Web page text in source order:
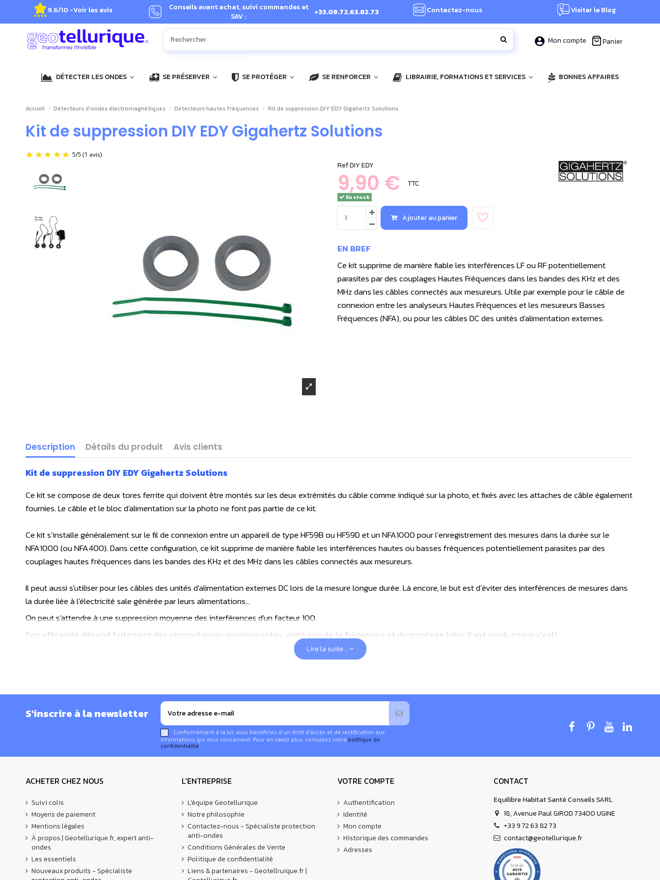
9.6/10 -Voir les avis
Conseils avant achat, suivi commandes et
SAV :
+33.09.72.63.82.73 Contactez-nous Visiter le Blog
Mon compte Panier
DÉTECTER LES ONDES SE PRÉSERVER SE PROTÉGER SE RENFORCER LIBRAIRIE, FORMATIONS ET SERVICES BONNES AFFAIRES
Accueil Détecteurs d'ondes électromagnétiques Détecteurs hautes fréquences Kit de suppression DIY EDY Gigahertz Solutions
Kit de suppression DIY EDY Gigahertz Solutions
RefDIY EDY
9,90 € TTC
En stock
Ajouter au panier
EN BREF
Ce kit supprime de manière fiable les interférences LF ou RF potentiellement
parasites par des couplages Hautes Fréquences dans les bandes des KHz et des
MHz dans les câbles connectés aux mesureurs. Utile par exemple pour le câble de
connexion entre les analyseurs Hautes Fréquences et les mesureurs Basses
Fréquences (NFA), ou pour les câbles DC des unités d'alimentation externes.
Description Détails du produit Avis clients
Kit de suppression DIY EDY Gigahertz Solutions
Ce kit se compose de deux tores ferrite qui doivent être montés sur les deux extrémités du câble comme indiqué sur la photo, et fixés avec les attaches de câble également
fournies. Le câble et le bloc d'alimentation sur la photo ne font pas partie de ce kit.
Ce kit s’installe généralement sur le fil de connexion entre un appareil de type HF59B ou HF59D et un NFA1000 pour l’enregistrement des mesures dans la durée sur le
NFA1000 (ou NFA400). Dans cette configuration, ce kit supprime de manière fiable les interférences hautes ou basses fréquences potentiellement parasites par des
couplages hautes fréquences dans les bandes des KHz et des MHz dans les câbles connectés aux mesureurs.
Il peut aussi s'utiliser pour les câbles des unités d'alimentation externes DC lors de la mesure longue durée. Là encore, le but est d’éviter des interférences de mesures dans
la durée liée à l'électricité sale générée par leurs alimentations…
On peut s'attendre à une suppression moyenne des interférences d'un facteur 100.
Son efficacité dépend fortement des circonstances environnantes, ainsi que de la fréquence et du montage (plus il est serré, mieux c'est).
Prévoir un kit pour le câble de liaison entre l'appareil HF et le NFA. Si les alimentations longues durées doivent être aussi utilisées, prévoir également un kit sur chaque
Référez-vous à la photo de montage ci-dessous pour la réalisation de votre câblage optimisé.
Lire la suite...
S'inscrire à la newsletter
Conformément à la loi, vous bénéficiez d’un droit d’accès et de rectification aux
informations qui vous concernent. Pour en savoir plus, consultez notre politique de
confidentialité.
ACHETER CHEZ NOUS
Suivi colis
Moyens de paiement
Mentions légales
À propos | Geotellurique.fr, expert anti-
ondes
Les essentiels
Nouveaux produits - Spécialiste
L'ENTREPRISE
L'équipe Geotellurique
Notre philosophie
Contactez-nous - Spécialiste protection
anti-ondes
Conditions Générales de Vente
Politique de confidentialité
Liens & partenaires - Geotellruique.fr |
VOTRE COMPTE
Authentification
Identité
Mon compte
Historique des commandes
Adresses
CONTACT
Equilibre Habitat Santé Conseils SARL
18, Avenue Paul GIROD 73400 UGINE
+33 9 72 63 82 73
contact@geotellurique.fr